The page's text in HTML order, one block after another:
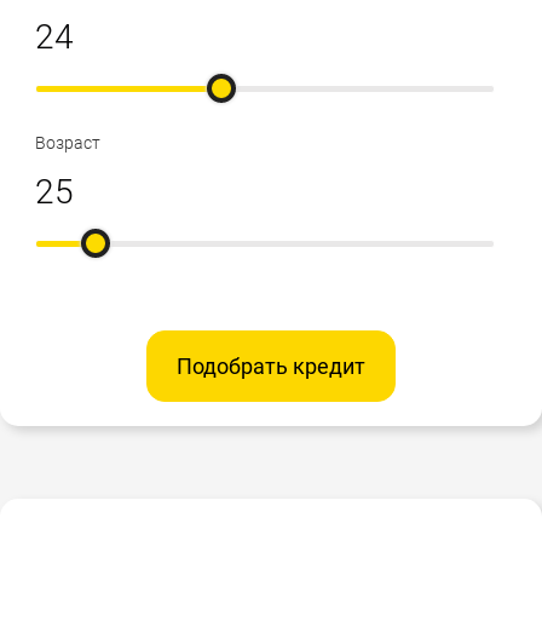
Возраст
Подобрать кредит